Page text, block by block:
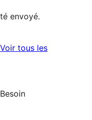
envoyé.
Voir tous lesavis